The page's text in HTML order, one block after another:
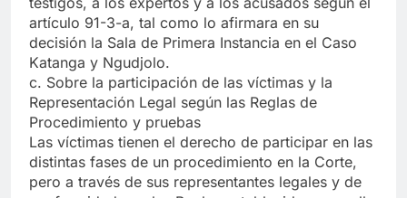
artículo 91-3-a, tal como lo afirmara en su
decisión la Sala de Primera Instancia en el Caso
Katanga y Ngudjolo.
c. Sobre la participación de las víctimas y la
Representación Legal según las Reglas de
Procedimiento y pruebas
Las víctimas tienen el derecho de participar en las
distintas fases de un procedimiento en la Corte,
pero a través de sus representantes legales y de